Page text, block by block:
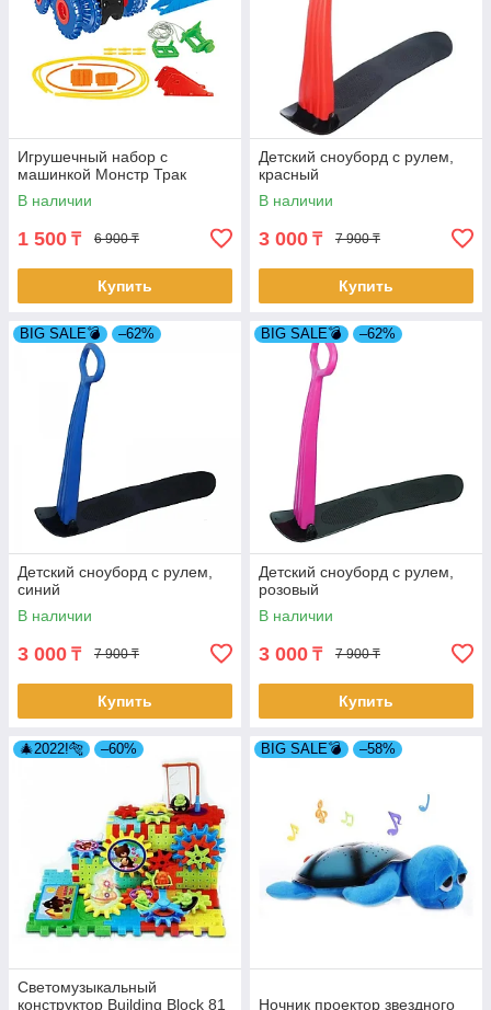
Игрушечный набор с
машинкой Монстр Трак
В наличии
1 500 ₸ 6 900 ₸
Купить
Детский сноуборд с рулем,
красный
В наличии
3 000 ₸ 7 900 ₸
Купить
BIG SALE💣 –62%
Детский сноуборд с рулем,
синий
В наличии
3 000 ₸ 7 900 ₸
Купить
BIG SALE💣 –62%
Детский сноуборд с рулем,
розовый
В наличии
3 000 ₸ 7 900 ₸
Купить
🎄2022!🐅 –60%
Светомузыкальный
конструктор Building Block 81
BIG SALE💣 –58%
Ночник проектор звездного